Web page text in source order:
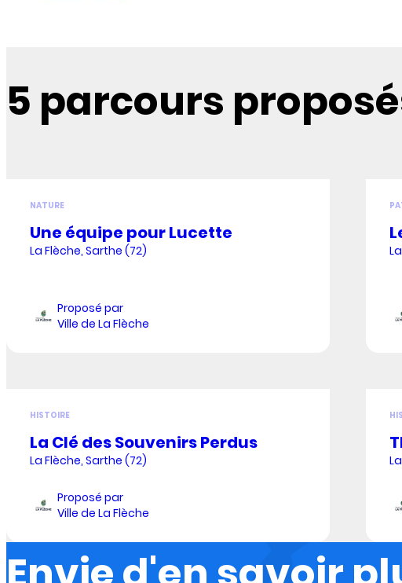
5 parcours
NATURE
Une équipe pour Lucette
La Flèche, Sarthe (72)
Proposé par
Ville de La Flèche
HISTOIRE
La Clé des Souvenirs Perdus
La Flèche, Sarthe (72)
Proposé par
Ville de La Flèche